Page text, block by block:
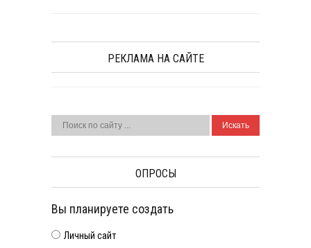
РЕКЛАМА НА САЙТЕ
ОПРОСЫ
Вы планируете создать
Личный сайт